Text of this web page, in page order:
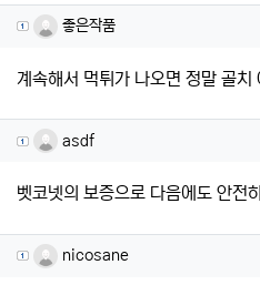
좋은작품님의 댓글
좋은작품
계속해서 먹튀가 나오면 정말 골치
asdf님의 댓글
asdf
벳코넷의 보증으로 다음에도 안전
nicosane님의 댓글
nicosane